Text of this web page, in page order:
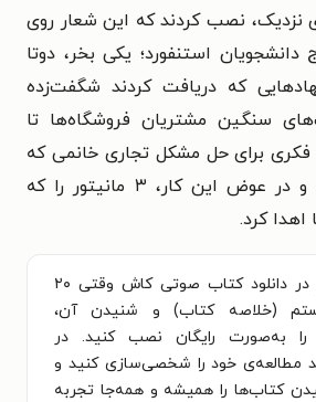
نزدیک، نصب کردند که این شعار روی
استنفورد؛ یکی بخر، دوتا
که دریافت کردند شگفت‌زده
سنگین مشتریان فروشگاه‌ها تا
برای حل مشکل تجاری خانمی که
نیاز به کمک داشت و در عوض این کار، ۳ مانیتور را که
کرد.
برای تجربه‌ای بهتر در دانلود کتاب صوتی کاش وقتی ۲۰
(خلاصه کتاب) و شنیدن آن،
را به‌صورت رایگان نصب کنید. در
مطالعه‌ی خود را شخصی‌سازی کنید و
کتاب‌ها را همیشه و همه‌جا تجربه